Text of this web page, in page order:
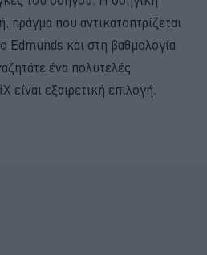
πράγμα που αντικατοπτρίζεται
Edmunds και στη βαθμολογία
ένα πολυτελές
είναι εξαιρετική επιλογή.